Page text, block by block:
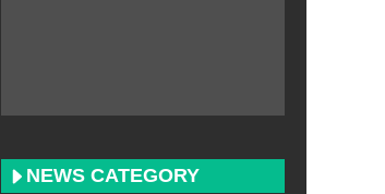
NEWS CATEGORY